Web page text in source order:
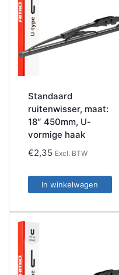
Standaard
ruitenwisser, maat:
18″ 450mm, U-
vormige haak
€2,35 Excl. BTW
In winkelwagen